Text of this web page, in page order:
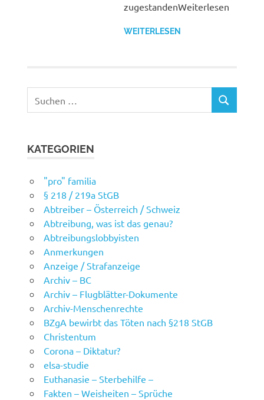
zugestandenWeiterlesen
WEITERLESEN
nach:
SUCHEN
KATEGORIEN
"pro" familia
§ 218 / 219a StGB
Abtreiber – Österreich / Schweiz
Abtreibung, was ist das genau?
Abtreibungslobbyisten
Anmerkungen
Anzeige / Strafanzeige
Archiv – BC
Archiv – Flugblätter-Dokumente
Archiv-Menschenrechte
BZgA bewirbt das Töten nach §218 StGB
Christentum
Corona – Diktatur?
elsa-studie
Euthanasie – Sterbehilfe –
Fakten – Weisheiten – Sprüche